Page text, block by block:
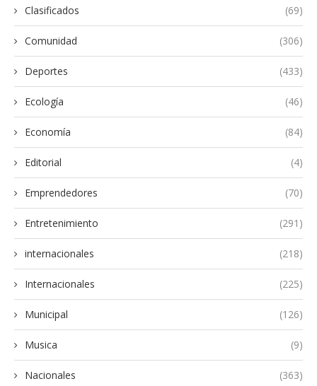
Clasificados (69)
Comunidad (306)
Deportes (433)
Ecología (46)
Economía (84)
Editorial (4)
Emprendedores (70)
Entretenimiento (291)
internacionales (218)
Internacionales (225)
Municipal (126)
Musica (9)
Nacionales (363)